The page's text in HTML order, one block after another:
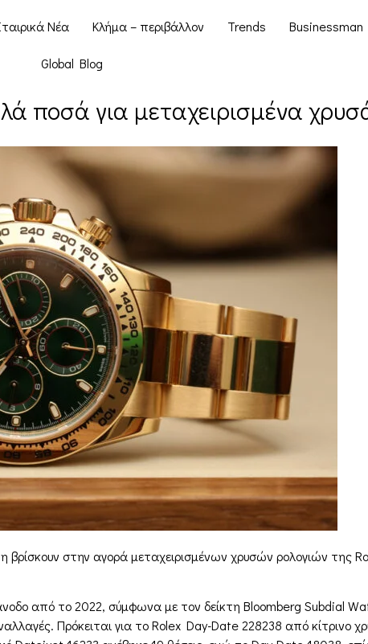
Νέα Κλήμα – περιβάλλον Trends Businessman
Global Blog
ποσά για μεταχειρισμένα
στην αγορά μεταχειρισμένων χρυσών ρολογιών της
από το 2022, σύμφωνα με τον δείκτη Bloomberg Subdial
Πρόκειται για το Rolex Day-Date 228238 από κίτρινο